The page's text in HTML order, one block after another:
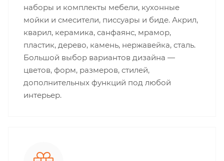
наборы и комплекты мебели, кухонные
мойки и смесители, писсуары и биде. Акрил,
кварил, керамика, санфаянс, мрамор,
пластик, дерево, камень, нержавейка, сталь.
Большой выбор вариантов дизайна —
цветов, форм, размеров, стилей,
дополнительных функций под любой
интерьер.